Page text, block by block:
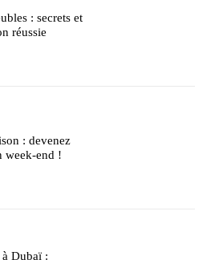
: secrets et
réussie
: devenez
week-end !
Dubaï :